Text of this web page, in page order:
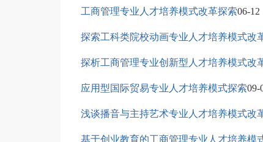
工商管理专业人才培养模式改革探索06-12
探索工科类院校动画专业人才培养模式改
探析工商管理专业创新型人才培养模式改
应用型国际贸易专业人才培养模式探索09-
浅谈播音与主持艺术专业人才培养模式改
基于创业教育的工商管理专业人才培养模